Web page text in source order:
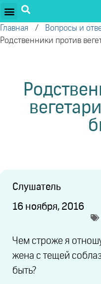
Главная / Вопросы и
Родственники против
Слушатель
16 ноября, 2016
Чем строже я
жена с тещей
быть?